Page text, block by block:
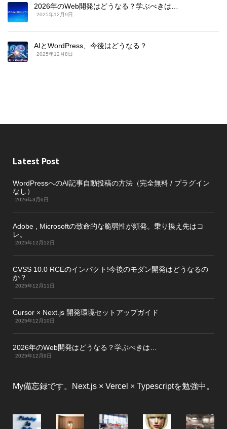
2026年のWeb開発はどうなる？学ぶべきは…
2025年12月9日
AIとWordPress、今後はどうなる？
2025年12月8日
Latest Post
WordPressへのAI記事自動投稿の方法（完全無料 / プラグイン
なし）
2026年3月6日
Adobe , Microsoftの致命的な脆弱性が頻発。乗り換え先はコ
レ。
2025年12月12日
CVSS 10.0 RCEのインパクト!今後のモダン開発はどうなるの
か？
2025年12月11日
Cursor × Next.js 開発環境セットアップガイド
2025年12月10日
2026年のWeb開発はどうなる？学ぶべきは…
2025年12月9日
My備忘録です。Next.js × Vercel × Typescriptを勉強中。